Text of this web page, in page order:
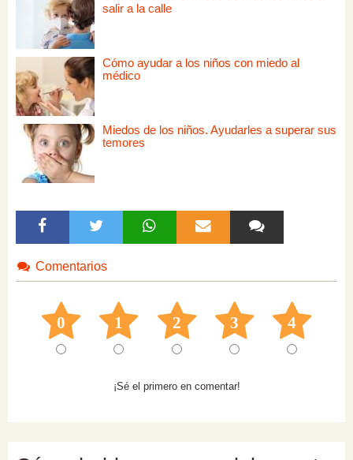
salir a la calle
Cómo ayudar a los niños con miedo al
médico
Miedos de los niños. Ayudarles a superar sus
temores
Comentarios
0 1 2 3 4
¡Sé el primero en comentar!